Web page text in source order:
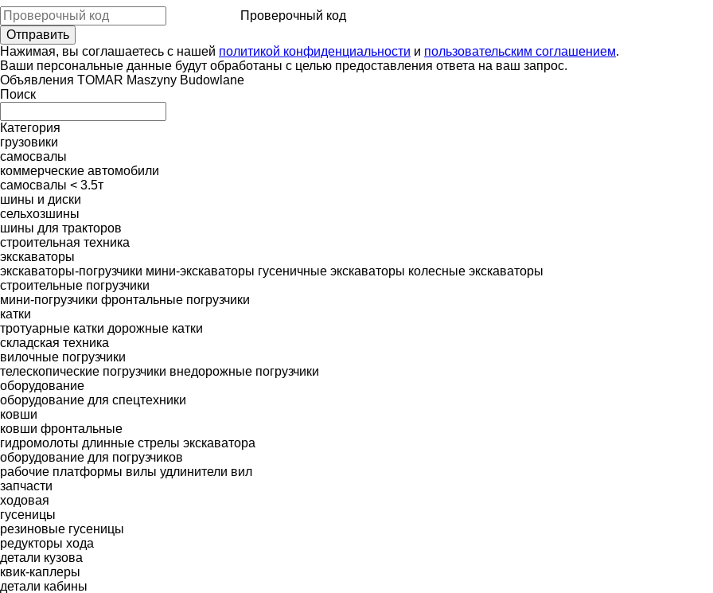
Проверочный код
Нажимая, вы соглашаетесь с нашей политикой конфиденциальности и пользовательским соглашением.
Ваши персональные данные будут обработаны с целью предоставления ответа на ваш запрос.
Объявления TOMAR Maszyny Budowlane
Поиск
Категория
грузовики
самосвалы
коммерческие автомобили
самосвалы < 3.5т
шины и диски
сельхозшины
шины для тракторов
строительная техника
экскаваторы
экскаваторы-погрузчики мини-экскаваторы гусеничные экскаваторы колесные экскаваторы
строительные погрузчики
мини-погрузчики фронтальные погрузчики
катки
тротуарные катки дорожные катки
складская техника
вилочные погрузчики
телескопические погрузчики внедорожные погрузчики
оборудование
оборудование для спецтехники
ковши
ковши фронтальные
гидромолоты длинные стрелы экскаватора
оборудование для погрузчиков
рабочие платформы вилы удлинители вил
запчасти
ходовая
гусеницы
резиновые гусеницы
редукторы хода
детали кузова
квик-каплеры
детали кабины